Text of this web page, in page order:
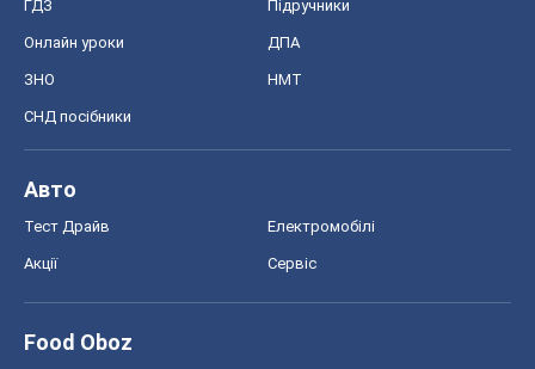
ГДЗ Підручники
Онлайн уроки ДПА
ЗНО НМТ
СНД посібники
Авто
Тест Драйв Електромобілі
Акції Сервіс
Food Oboz